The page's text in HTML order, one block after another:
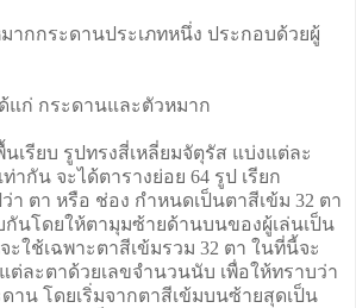
ากกระดานประเภทหนึ่ง ประกอบด้วยผู้
แก่ กระดานและตัวหมาก
นเรียบ รูปทรงสี่เหลี่ยมจัตุรัส แบ่งแต่ละ
ากัน จะได้ตารางย่อย 64 รูป เรียก
า ตา หรือ ช่อง กำหนดเป็นตาสีเข้ม 32 ตา
นโดยให้ตามุมซ้ายด้านบนของผู้เล่นเป็น
ใช้เฉพาะตาสีเข้มรวม 32 ตา ในที่นี้จะ
ละตาด้วยเลขจำนวนนับ เพื่อให้ทราบว่า
าน โดยเริ่มจากตาสีเข้มบนซ้ายสุดเป็น